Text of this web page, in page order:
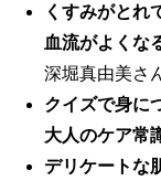
くすみがとれ
血流がよくな
深堀真由美さ
クイズで身に
大人のケア常
デリケートな